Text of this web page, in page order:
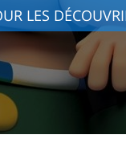
LES